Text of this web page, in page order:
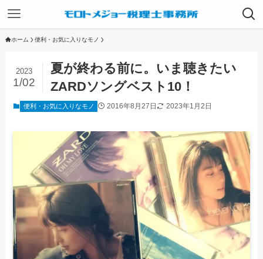
ホーム 便利・お気に入りなモノ
夏が終わる前に。いま聴きたい
ZARDソングベスト10！
2023
1/02
便利・お気に入りなモノ 2016年8月27日 2023年1月2日